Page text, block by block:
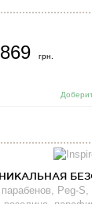
869 грн.
парабенов, Peg-